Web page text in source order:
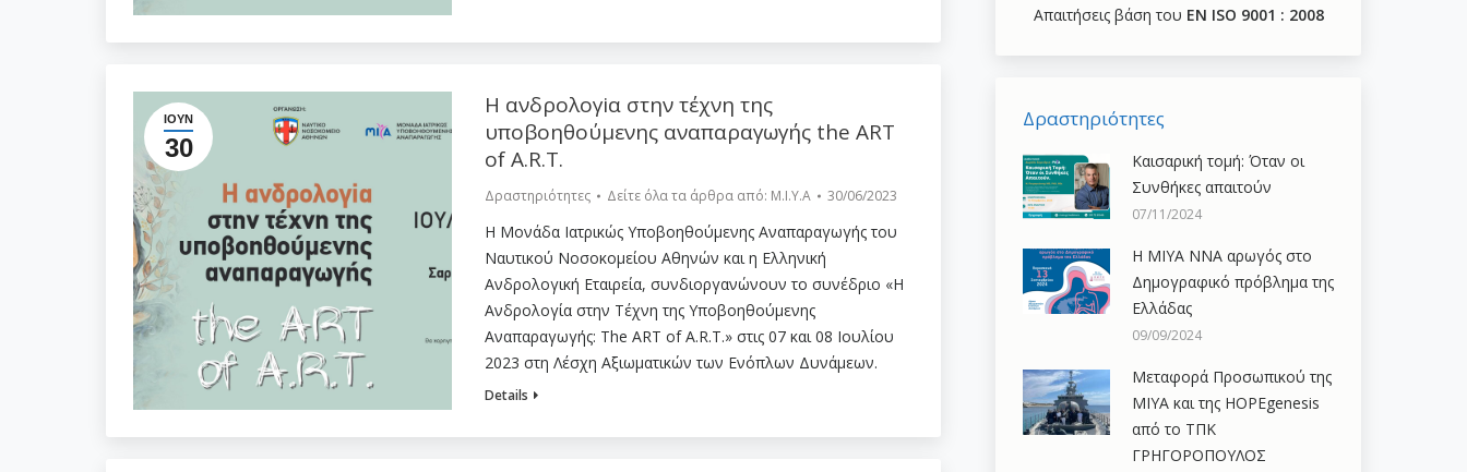
ΙΟΎΝ
30
Η ανδρολογiα στην τέχνη της
υποβοηθούμενης αναπαραγωγής the ART
of A.R.T.
Δραστηριότητες Δείτε όλα τα άρθρα από: Μ.Ι.Υ.Α 30/06/2023
H Μονάδα Ιατρικώς Υποβοηθούμενης Αναπαραγωγής του
Ναυτικού Νοσοκομείου Αθηνών και η Ελληνική
Ανδρολογική Εταιρεία, συνδιοργανώνουν το συνέδριο «Η
Ανδρολογία στην Τέχνη της Υποβοηθούμενης
Αναπαραγωγής: The ART of A.R.T.» στις 07 και 08 Ιουλίου
2023 στη Λέσχη Αξιωματικών των Ενόπλων Δυνάμεων.
Details
Απαιτήσεις βάση του ΕΝ ISO 9001 : 2008
Δραστηριότητες
Καισαρική τομή: Όταν οι
Συνθήκες απαιτούν
07/11/2024
H ΜΙΥΑ ΝΝΑ αρωγός στο
Δημογραφικό πρόβλημα της
Ελλάδας
09/09/2024
Μεταφορά Προσωπικού της
ΜΙΥΑ και της HOPEgenesis
από το ΤΠΚ
ΓΡΗΓΟΡΟΠΟΥΛΟΣ